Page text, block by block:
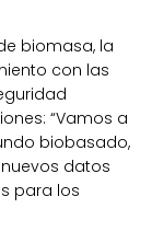
biomasa, la
con las
“Vamos a
biobasado,
datos
para los